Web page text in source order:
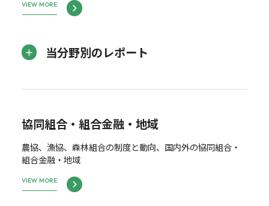
VIEW MORE
当分野別のレポート
協同組合・組合金融・地域
農協、漁協、森林組合の制度と動向、国内外の協同組合・
組合金融・地域
VIEW MORE